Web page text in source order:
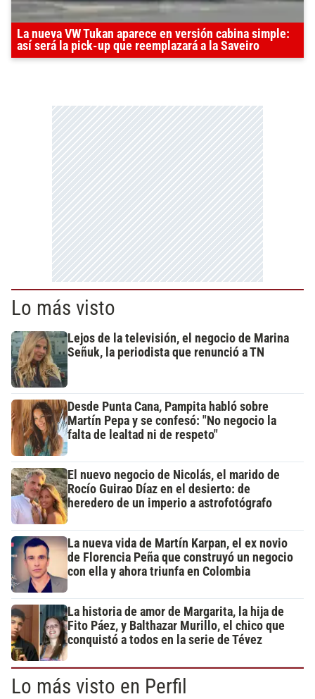
La nueva VW Tukan aparece en versión cabina simple:
así será la pick-up que reemplazará a la Saveiro
Lo más visto
Lejos de la televisión, el negocio de Marina
Señuk, la periodista que renunció a TN
Desde Punta Cana, Pampita habló sobre
Martín Pepa y se confesó: "No negocio la
falta de lealtad ni de respeto"
El nuevo negocio de Nicolás, el marido de
Rocío Guirao Díaz en el desierto: de
heredero de un imperio a astrofotógrafo
La nueva vida de Martín Karpan, el ex novio
de Florencia Peña que construyó un negocio
con ella y ahora triunfa en Colombia
La historia de amor de Margarita, la hija de
Fito Páez, y Balthazar Murillo, el chico que
conquistó a todos en la serie de Tévez
Lo más visto en Perfil